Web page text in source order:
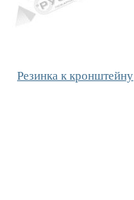
Резинка к кронштейну